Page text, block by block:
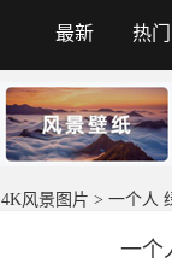
最新 热门
4K风景图片 > 一个人
一个